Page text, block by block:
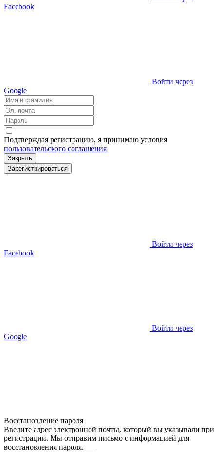
Facebook
Войти через
Google
Подтверждая регистрацию, я принимаю условия
пользовательского соглашения
Закрыть
Зарегистрироваться
Войти через
Facebook
Войти через
Google
Восстановление пароля
Введите адрес электронной почты, который вы указывали при
регистрации. Мы отправим письмо с информацией для
восстановления пароля.